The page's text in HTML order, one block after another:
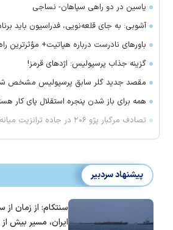
یاسین در دو راهی سپاهان- نساجی
آشوبی: به جای قلعه‌نویی، فدراسیون باید
باور‌های نادرست درباره هپاتیت+ مؤثرترین
گزینه جذاب پرسپولیس: اژد‌های قرمز!
مقصد جدید گلر سابق پرسپولیس مشخص
همه برای باز شدن پنجره استقلال پای کار
تصادف مرگبار پژو ۲۰۶ در جاده ترانزیت میانه؛ ۲ نفر کشته شدند
پیشنهاد سردبیر
سنتکام: از زمان